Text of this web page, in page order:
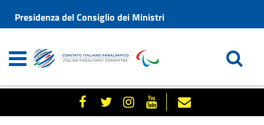
Presidenza del Consiglio dei Ministri